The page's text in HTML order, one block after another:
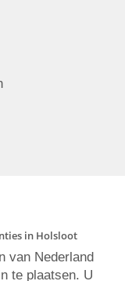
in Holsloot
van Nederland
te plaatsen. U